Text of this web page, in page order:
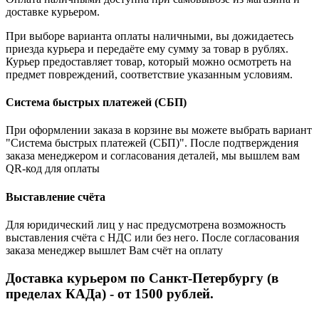
доставке курьером.
При выборе варианта оплаты наличными, вы дожидаетесь
приезда курьера и передаёте ему сумму за товар в рублях.
Курьер предоставляет товар, который можно осмотреть на
предмет повреждений, соответствие указанным условиям.
Система быстрых платежей (СБП)
При оформлении заказа в корзине вы можете выбрать вариант
"Система быстрых платежей (СБП)". После подтверждения
заказа менеджером и согласования деталей, мы вышлем вам
QR-код для оплаты
Выставление счёта
Для юридический лиц у нас предусмотрена возможность
выставления счёта с НДС или без него. После согласования
заказа менеджер вышлет Вам счёт на оплату
Доставка курьером по Санкт-Петербургу (в
пределах КАДа) - от 1500 рублей.